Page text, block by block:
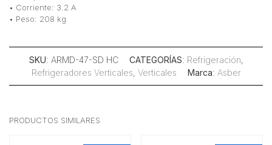
• Corriente: 3.2 A
• Peso: 208 kg
SKU: ARMD-47-SD HC CATEGORÍAS: Refrigeración,
Refrigeradores Verticales, Verticales Marca: Asber
PRODUCTOS SIMILARES